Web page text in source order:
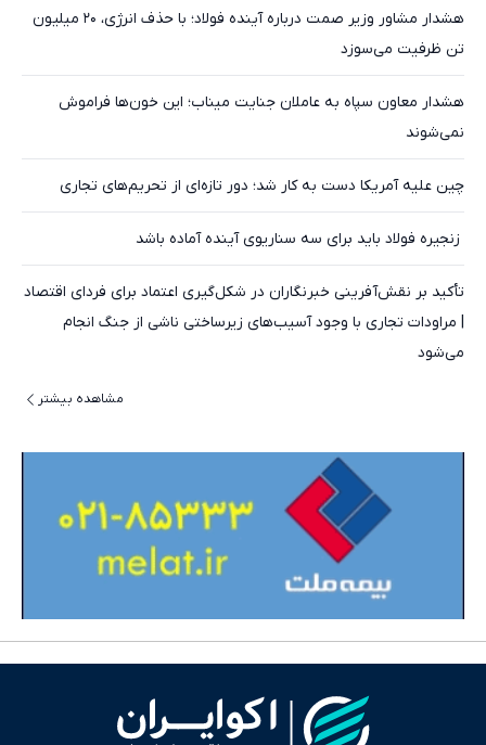
هشدار مشاور وزیر صمت درباره آینده فولاد؛ با حذف انرژی، ۲۰ میلیون
تن ظرفیت می‌سوزد
هشدار معاون سپاه به عاملان جنایت میناب؛ این خون‌ها فراموش
نمی‌شوند
چین علیه آمریکا دست به کار شد؛ دور تازه‌ای از تحریم‌های تجاری
‍ زنجیره فولاد باید برای سه سناریوی آینده آماده باشد
تأکید بر نقش‌آفرینی خبرنگاران در شکل‌گیری اعتماد برای فردای اقتصاد
| مراودات تجاری با وجود آسیب‌های زیرساختی ناشی از جنگ انجام
می‌شود
مشاهده بیشتر